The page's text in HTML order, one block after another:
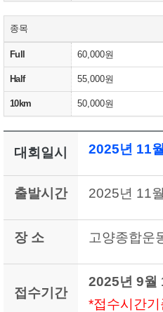
종목
Full 60,000원
Half 55,000원
10km 50,000원
대회일시 2025년 11
출발시간 2025년 11
장 소 고양종합운
접수기간
2025년 9월
*접수시간